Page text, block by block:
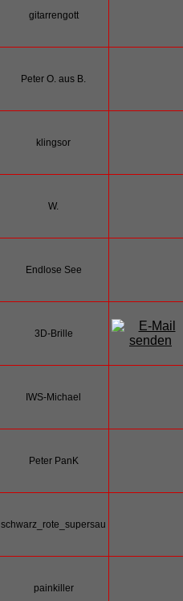
gitarrengott
Peter O. aus B.
klingsor
W.
Endlose See
3D-Brille
IWS-Michael
Peter PanK
schwarz_rote_supersau
painkiller